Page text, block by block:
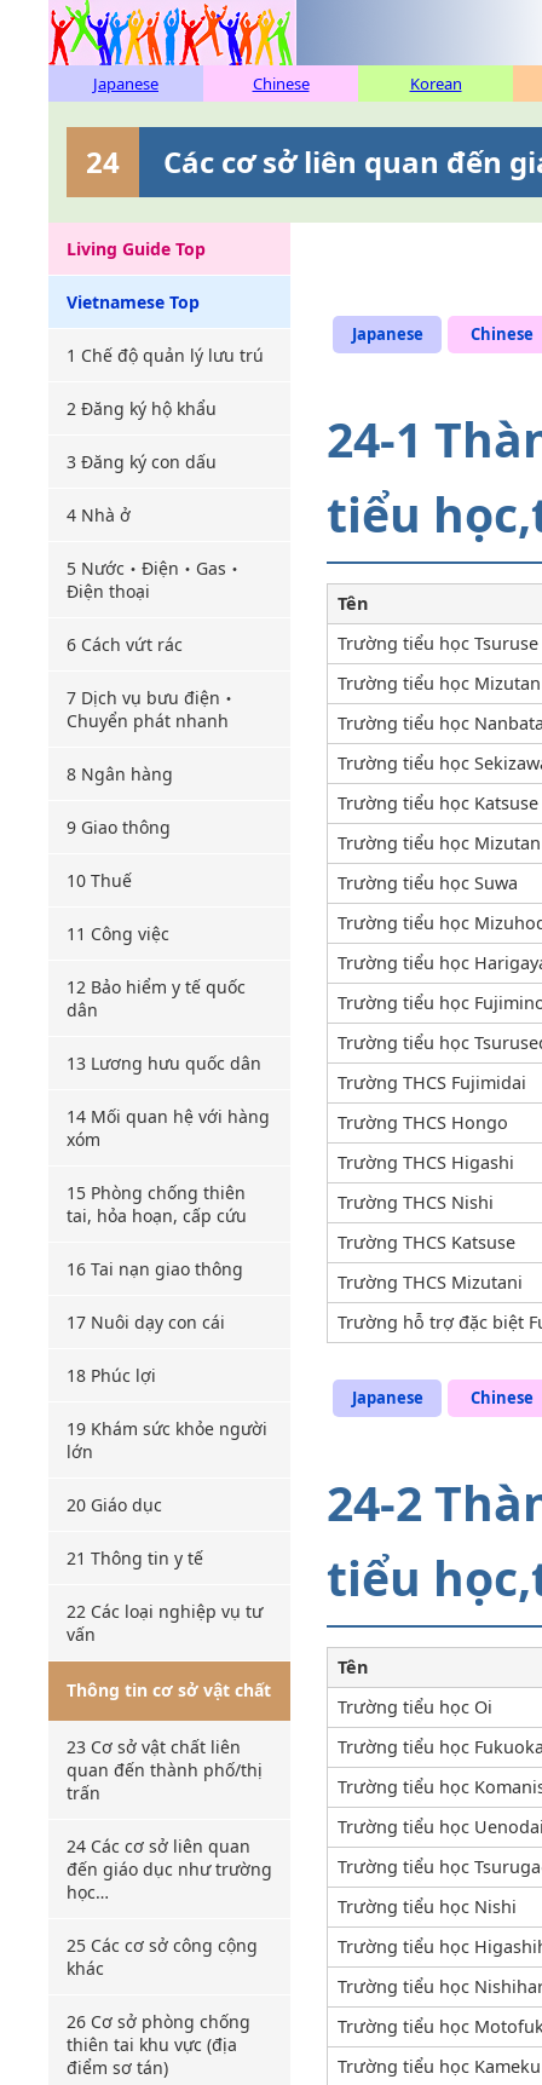
Japanese Chinese Korean
24 Các cơ sở liên quan đến
Living Guide Top
Vietnamese Top
1 Chế độ quản lý lưu trú
2 Đăng ký hộ khẩu
3 Đăng ký con dấu
4 Nhà ở
5 Nước・Điện・Gas・
Điện thoại
6 Cách vứt rác
7 Dịch vụ bưu điện・
Chuyển phát nhanh
8 Ngân hàng
9 Giao thông
10 Thuế
11 Công việc
12 Bảo hiểm y tế quốc
dân
13 Lương hưu quốc dân
14 Mối quan hệ với hàng
xóm
15 Phòng chống thiên
tai, hỏa hoạn, cấp cứu
16 Tai nạn giao thông
17 Nuôi dạy con cái
18 Phúc lợi
19 Khám sức khỏe người
lớn
20 Giáo dục
21 Thông tin y tế
22 Các loại nghiệp vụ tư
vấn
Thông tin cơ sở vật chất
23 Cơ sở vật chất liên
quan đến thành phố/thị
trấn
24 Các cơ sở liên quan
đến giáo dục như trường
học…
25 Các cơ sở công cộng
khác
26 Cơ sở phòng chống
thiên tai khu vực (địa
điểm sơ tán)
Japanese Chinese
24-1
tiểu
Tên
Trường tiểu học Tsuruse
Trường tiểu học
Trường tiểu học
Trường tiểu học
Trường tiểu học Katsuse
Trường tiểu học
Trường tiểu học Suwa
Trường tiểu học
Trường tiểu học
Trường tiểu học
Trường tiểu học
Trường THCS Fujimidai
Trường THCS Hongo
Trường THCS Higashi
Trường THCS Nishi
Trường THCS Katsuse
Trường THCS Mizutani
Trường hỗ trợ đặc biệt
Japanese Chinese
24-2
tiểu
Tên
Trường tiểu học Oi
Trường tiểu học
Trường tiểu học
Trường tiểu học
Trường tiểu học
Trường tiểu học Nishi
Trường tiểu học
Trường tiểu học
Trường tiểu học
Trường tiểu học